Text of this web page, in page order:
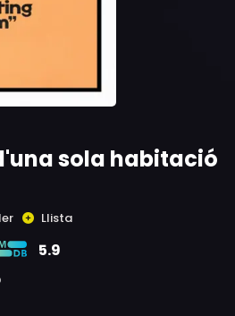
sola habitació
Llista
5.9